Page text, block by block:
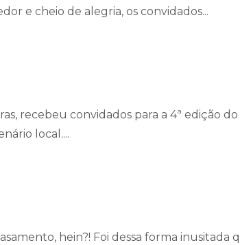
e cheio de alegria, os convidados...
recebeu convidados para a 4ª edição do
local....
hein?! Foi dessa forma inusitada